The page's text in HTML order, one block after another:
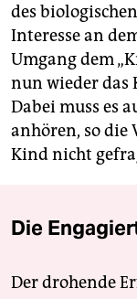
des
Interesse an
Umgang dem
nun wieder das
Dabei muss es
anhören, so die
Kind nicht
Die
Der drohende